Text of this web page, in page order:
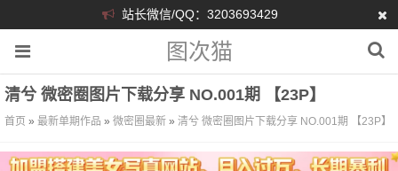
站长微信/QQ：3203693429
图次猫
清兮 微密圈图片下载分享 NO.001期 【23P】
首页 » 最新单期作品 » 微密圈最新 » 清兮 微密圈图片下载分享 NO.001期 【23P】